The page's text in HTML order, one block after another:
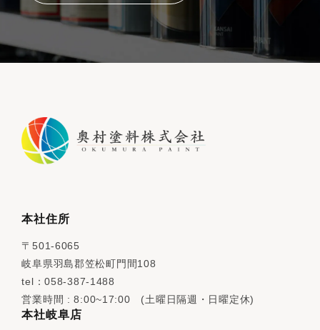
本社住所
〒501-6065
岐阜県羽島郡笠松町門間108
tel：058-387-1488
営業時間 : 8:00~17:00 (土曜日隔週・日曜定休)
本社岐阜店